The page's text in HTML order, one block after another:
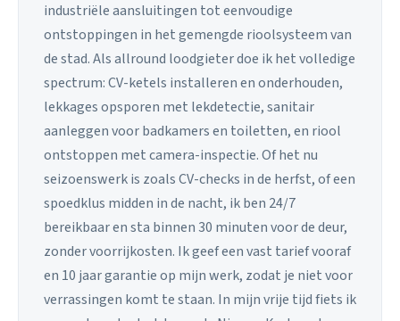
industriële aansluitingen tot eenvoudige
ontstoppingen in het gemengde rioolsysteem van
de stad. Als allround loodgieter doe ik het volledige
spectrum: CV-ketels installeren en onderhouden,
lekkages opsporen met lekdetectie, sanitair
aanleggen voor badkamers en toiletten, en riool
ontstoppen met camera-inspectie. Of het nu
seizoenswerk is zoals CV-checks in de herfst, of een
spoedklus midden in de nacht, ik ben 24/7
bereikbaar en sta binnen 30 minuten voor de deur,
zonder voorrijkosten. Ik geef een vast tarief vooraf
en 10 jaar garantie op mijn werk, zodat je niet voor
verrassingen komt te staan. In mijn vrije tijd fiets ik